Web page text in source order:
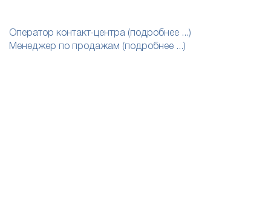
Оператор контакт-центра (подробнее ...)
Менеджер по продажам (подробнее ...)